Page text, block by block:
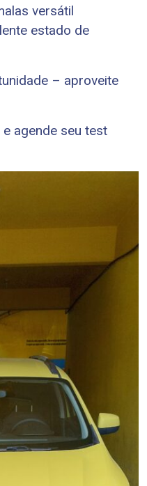
versátil
estado de
– aproveite
agende seu test